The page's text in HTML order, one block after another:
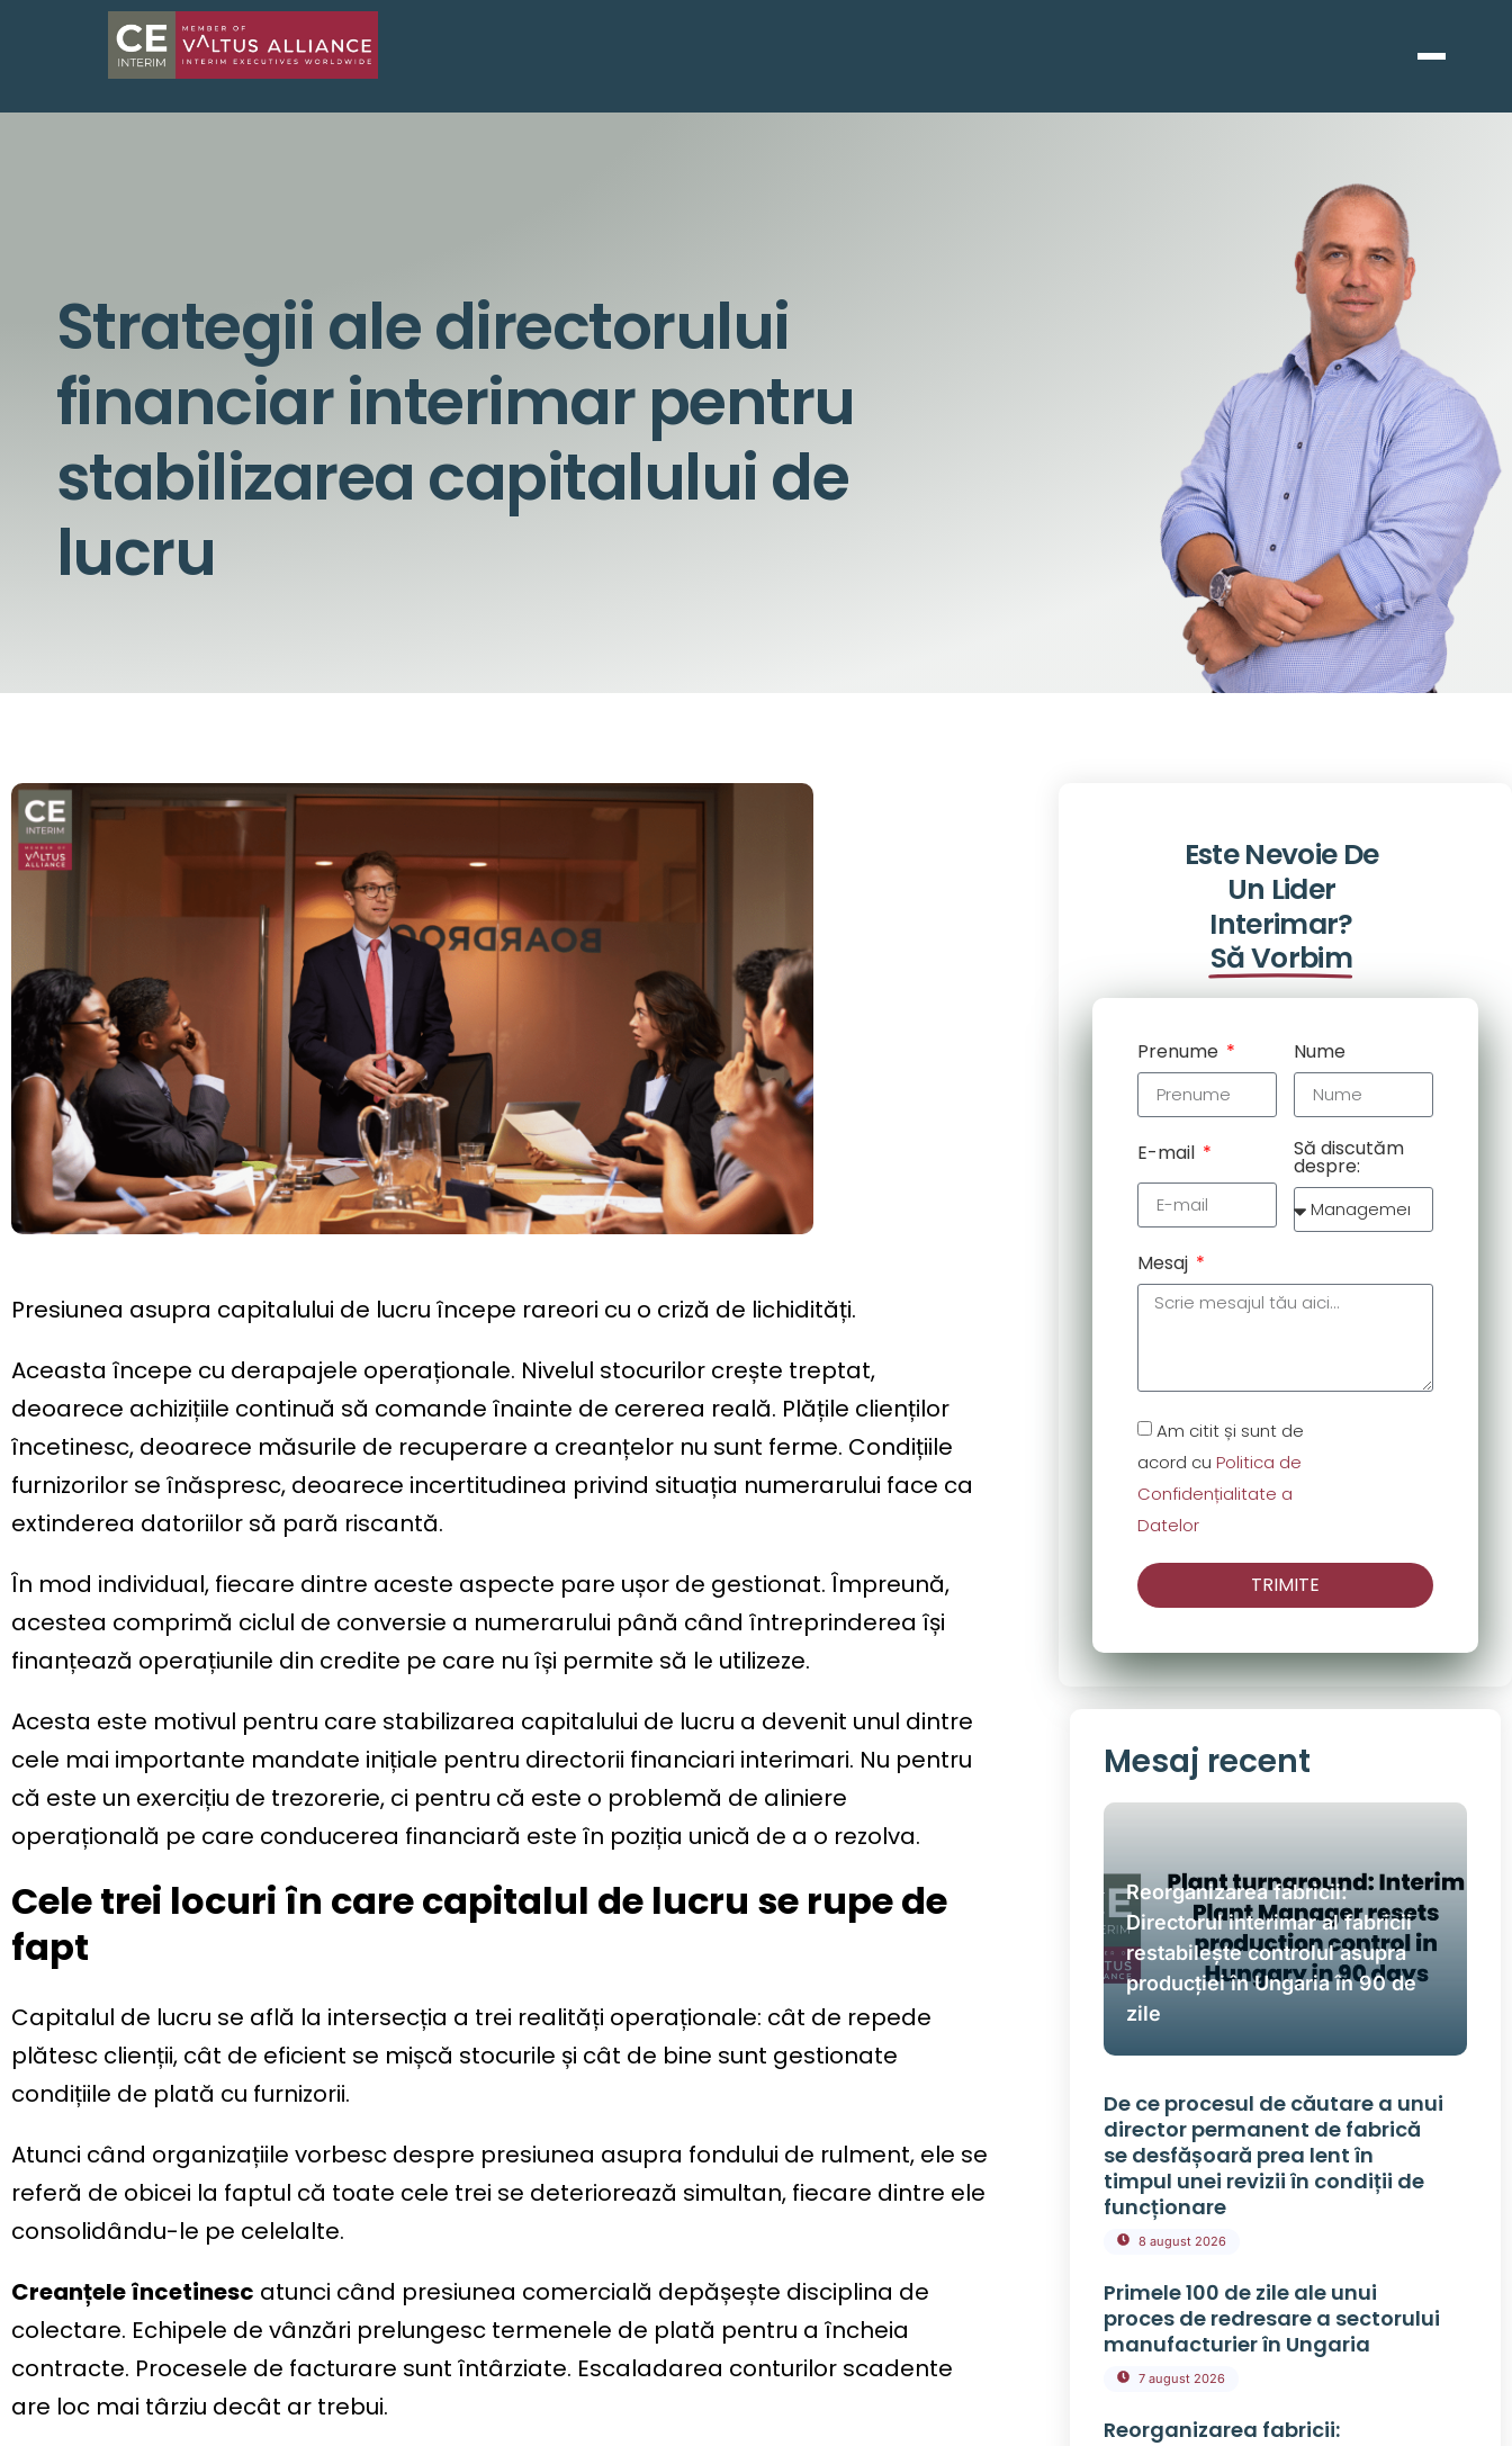
Strategii ale directorului
financiar interimar pentru
stabilizarea capitalului de
lucru
Presiunea asupra capitalului de lucru începe rareori cu o criză de lichidități.
Aceasta începe cu derapajele operaționale. Nivelul stocurilor crește treptat,
deoarece achizițiile continuă să comande înainte de cererea reală. Plățile clienților
încetinesc, deoarece măsurile de recuperare a creanțelor nu sunt ferme. Condițiile
furnizorilor se înăspresc, deoarece incertitudinea privind situația numerarului face ca
extinderea datoriilor să pară riscantă.
În mod individual, fiecare dintre aceste aspecte pare ușor de gestionat. Împreună,
acestea comprimă ciclul de conversie a numerarului până când întreprinderea își
finanțează operațiunile din credite pe care nu își permite să le utilizeze.
Acesta este motivul pentru care stabilizarea capitalului de lucru a devenit unul dintre
cele mai importante mandate inițiale pentru directorii financiari interimari. Nu pentru
că este un exercițiu de trezorerie, ci pentru că este o problemă de aliniere
operațională pe care conducerea financiară este în poziția unică de a o rezolva.
Cele trei locuri în care capitalul de lucru se rupe de
fapt
Capitalul de lucru se află la intersecția a trei realități operaționale: cât de repede
plătesc clienții, cât de eficient se mișcă stocurile și cât de bine sunt gestionate
condițiile de plată cu furnizorii.
Atunci când organizațiile vorbesc despre presiunea asupra fondului de rulment, ele se
referă de obicei la faptul că toate cele trei se deteriorează simultan, fiecare dintre ele
consolidându-le pe celelalte.
Creanțele încetinesc atunci când presiunea comercială depășește disciplina de
colectare. Echipele de vânzări prelungesc termenele de plată pentru a încheia
contracte. Procesele de facturare sunt întârziate. Escaladarea conturilor scadente
are loc mai târziu decât ar trebui.
Este Nevoie De
Un Lider
Interimar?
Să Vorbim
Prenume Nume
E-mail Să discutăm
despre:
Mesaj
Am citit și sunt de
acord cu Politica de
Confidențialitate a
Datelor
TRIMITE
Mesaj recent
Reorganizarea fabricii:
Directorul interimar al fabricii
restabilește controlul asupra
producției în Ungaria în 90 de
zile
De ce procesul de căutare a unui
director permanent de fabrică
se desfășoară prea lent în
timpul unei revizii în condiții de
funcționare
8 august 2026
Primele 100 de zile ale unui
proces de redresare a sectorului
manufacturier în Ungaria
7 august 2026
Reorganizarea fabricii: